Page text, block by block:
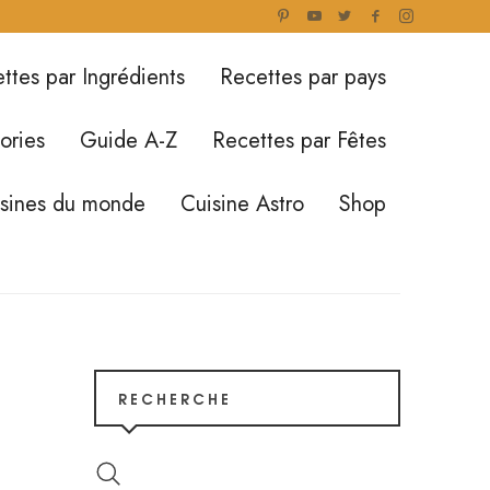
par Ingrédients
Recettes par pays
Guide A-Z
Recettes par Fêtes
du monde
Cuisine Astro Shop
RECHERCHE